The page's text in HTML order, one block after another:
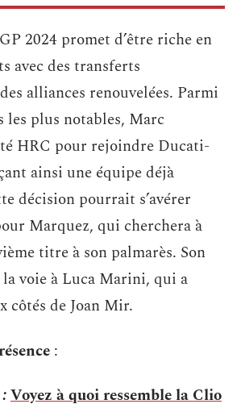
2024 promet d’être riche en
avec des transferts
alliances renouvelées. Parmi
les plus notables, Marc
HRC pour rejoindre Ducati-
ainsi une équipe déjà
décision pourrait s’avérer
Marquez, qui cherchera à
titre à son palmarès. Son
voie à Luca Marini, qui a
côtés de Joan Mir.
:
Voyez à quoi ressemble la Clio